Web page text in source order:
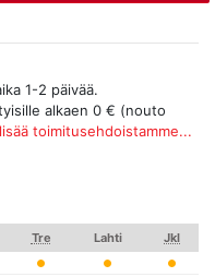
1-2 päivää.
alkaen 0 € (nouto
toimitusehdoistamme...
Tre Lahti Jkl